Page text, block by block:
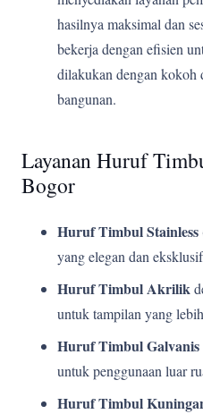
hasilnya maksimal dan
bekerja dengan efisien
dilakukan dengan kokoh
bangunan.
Layanan Huruf
Bogor
Huruf Timbul Stainless
yang elegan dan
Huruf Timbul Akrilik
untuk tampilan yang
Huruf Timbul Galvanis
untuk penggunaan luar
Huruf Timbul